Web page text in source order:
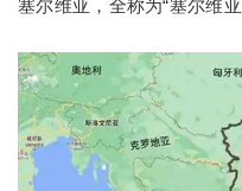
塞尔维亚，全称为“塞尔维亚